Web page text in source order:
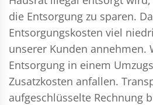
die Entsorgung zu sparen.
Entsorgungskosten viel
unserer Kunden annehmen.
Entsorgung in einem
Zusatzkosten anfallen.
aufgeschlüsselte Rechnung